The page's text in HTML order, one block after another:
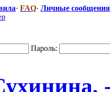
· FAQ· Личные сообщения
Пароль: